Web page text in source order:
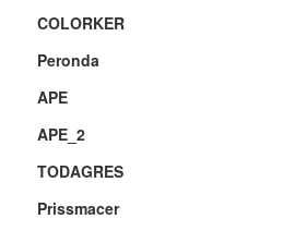
COLORKER
Peronda
APE
APE_2
TODAGRES
Prissmacer